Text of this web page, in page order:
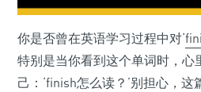
你是否曾在英语学习过程中对‘
特别是当你看到这个单词时，心
己：‘finish怎么读？’别担心，